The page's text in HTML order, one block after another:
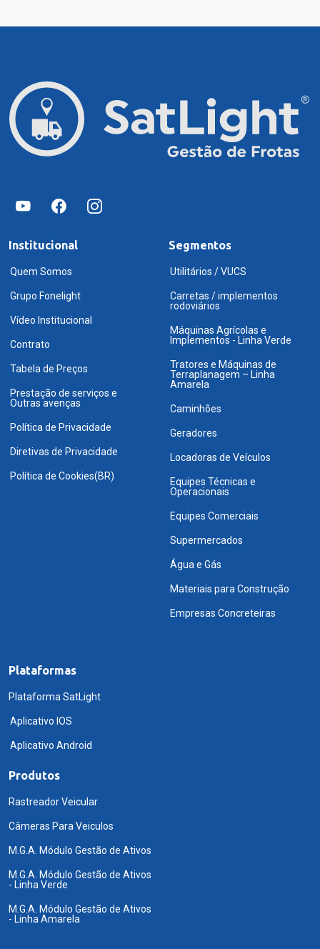
Institucional
Quem Somos
Grupo Fonelight
Vídeo Institucional
Contrato
Tabela de Preços
Prestação de serviços e
Outras avenças
Política de Privacidade
Diretivas de Privacidade
Política de Cookies(BR)
Segmentos
Utilitários / VUCS
Carretas / implementos
rodoviários
Máquinas Agrícolas e
Implementos - Linha Verde
Tratores e Máquinas de
Terraplanagem – Linha
Amarela
Caminhões
Geradores
Locadoras de Veículos
Equipes Técnicas e
Operacionais
Equipes Comerciais
Supermercados
Água e Gás
Materiais para Construção
Empresas Concreteiras
Plataformas
Plataforma SatLight
Aplicativo IOS
Aplicativo Android
Produtos
Rastreador Veicular
Câmeras Para Veiculos
M.G.A. Módulo Gestão de Ativos
M.G.A. Módulo Gestão de Ativos
- Linha Verde
M.G.A. Módulo Gestão de Ativos
- Linha Amarela